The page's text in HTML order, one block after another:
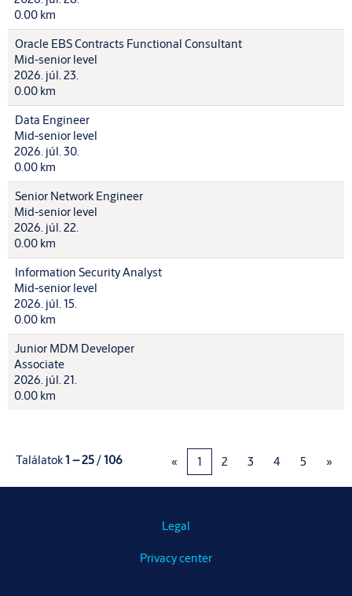
0.00 km
Oracle EBS Contracts Functional Consultant
Mid-senior level
2026. júl. 23.
0.00 km
Data Engineer
Mid-senior level
2026. júl. 30.
0.00 km
Senior Network Engineer
Mid-senior level
2026. júl. 22.
0.00 km
Information Security Analyst
Mid-senior level
2026. júl. 15.
0.00 km
Junior MDM Developer
Associate
2026. júl. 21.
0.00 km
Találatok1 – 25/106 « 1 2 3 4 5 »
Legal
Privacy center